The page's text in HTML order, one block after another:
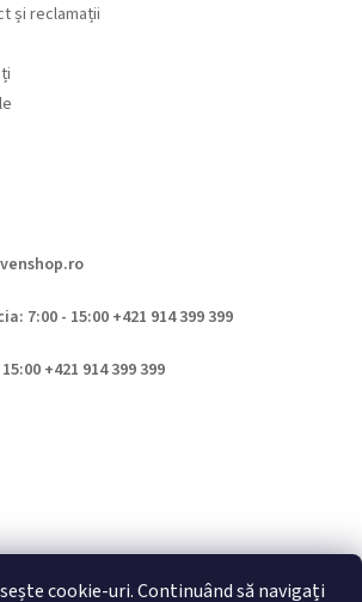
cookie-uri. Continuând să navigați
și reclamații
7:00 - 15:00 +421 914 399 399
+421 914 399 399